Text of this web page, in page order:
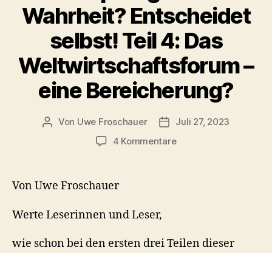
Wahrheit? Entscheidet
selbst! Teil 4: Das
Weltwirtschaftsforum –
eine Bereicherung?
Beitragsautor
Von Uwe Froschauer Beitragsdatum
Juli 27, 2023
4 Kommentarezu
Das
Von Uwe Froschauer
Werte Leserinnen und Leser,
wie schon bei den ersten drei Teilen dieser